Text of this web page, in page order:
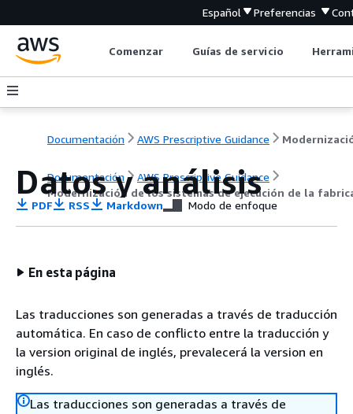
Español Preferencias
Comenzar Guías de servicio
Documentación AWS Prescriptive Guidance
Documentación
AWS Prescriptive Guidance
Modernización de los sistemas de ejecución de la
Datos y análisis
PDF RSS Markdown Modo de enfoque
En esta página
Las traducciones son generadas a través de traducción
automática. En caso de conflicto entre la traducción y
la version original de inglés, prevalecerá la version en
inglés.
Las traducciones son generadas a través de